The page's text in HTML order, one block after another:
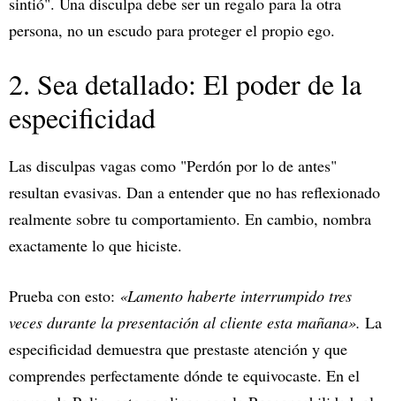
persona, no un escudo para proteger el propio ego.
2. Sea detallado: El poder de la
especificidad
Las disculpas vagas como "Perdón por lo de antes"
resultan evasivas. Dan a entender que no has reflexionado
realmente sobre tu comportamiento. En cambio, nombra
exactamente lo que hiciste.
Prueba con esto: «Lamento haberte interrumpido tres
veces durante la presentación al cliente esta mañana». La
especificidad demuestra que prestaste atención y que
comprendes perfectamente dónde te equivocaste. En el